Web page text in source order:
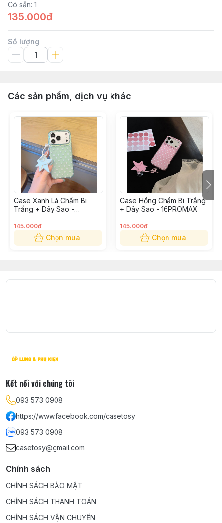
Có sẵn: 1
135.000đ
Số lượng
Các sản phẩm, dịch vụ khác
Case Xanh Lá Chấm Bi
Trắng + Dây Sao -
145.000đ
Chọn mua
Case Hồng Chấm Bi Trắng
+ Dây Sao - 16PROMAX
145.000đ
Chọn mua
Kết nối với chúng tôi
093 573 0908
https://www.facebook.com/casetosy
093 573 0908
casetosy@gmail.com
Chính sách
CHÍNH SÁCH BẢO MẬT
CHÍNH SÁCH THANH TOÁN
CHÍNH SÁCH VẬN CHUYỂN